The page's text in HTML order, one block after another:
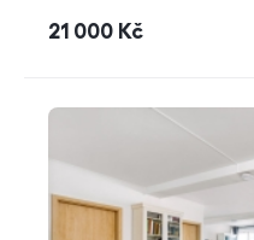
cena
21 000 Kč